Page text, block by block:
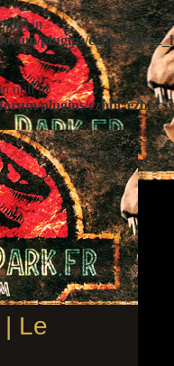
in
plugins/ezbbc/
null in
plugins/ezbbc/
Le